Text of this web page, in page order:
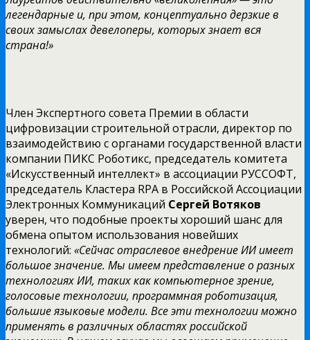
легендарные и, при этом, концептуально дерзкие в
своих замыслах девелоперы, которых знает вся
страна!»
Член Экспертного совета Премии в области
цифровизации строительной отрасли, директор по
взаимодействию с органами государственной власти
компании ПИКС Роботикс, председатель комитета
«Искусственный интеллект» в ассоциации РУССОФТ,
председатель Кластера RPA в Российской Ассоциации
Электронных Коммуникаций Сергей Вотяков
уверен, что подобные проекты хороший шанс для
обмена опытом использования новейших
технологий: «Сейчас отраслевое внедрение ИИ имеет
большое значение. Мы имеем представление о разных
технологиях ИИ, таких как компьютерное зрение,
голосовые технологии, программная роботизация,
большие языковые модели. Все эти технологии можно
применять в различных областях российской